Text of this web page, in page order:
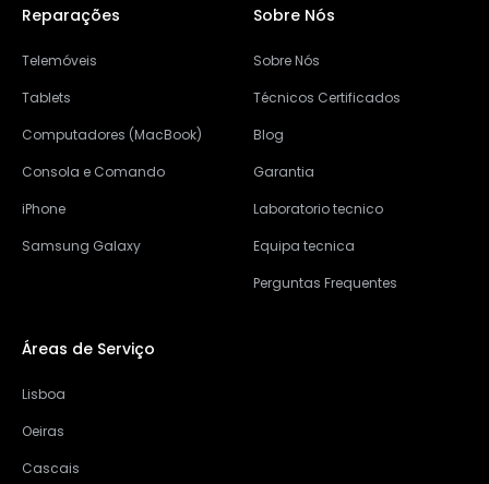
Reparações
Telemóveis
Tablets
Computadores (MacBook)
Consola e Comando
iPhone
Samsung Galaxy
Sobre Nós
Sobre Nós
Técnicos Certificados
Blog
Garantia
Laboratorio tecnico
Equipa tecnica
Perguntas Frequentes
Áreas de Serviço
Lisboa
Oeiras
Cascais